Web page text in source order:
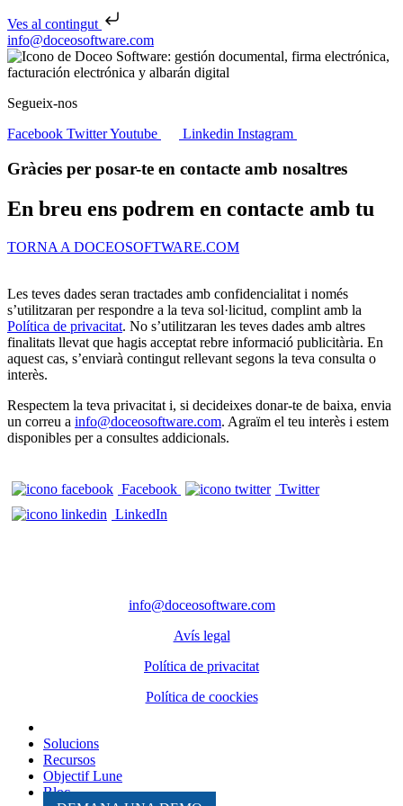
Ves al contingut
Skip to content
info@doceosoftware.com
Segueix-nos
Facebook TwitterYoutube Linkedin Instagram
Gràcies per posar-te en contacte amb nosaltres
En breu ens podrem en contacte amb tu
TORNA A DOCEOSOFTWARE.COM
Les teves dades seran tractades amb confidencialitat i només
s’utilitzaran per respondre a la teva sol·licitud, complint amb la
Política de privacitat. No s’utilitzaran les teves dades amb altres
finalitats llevat que hagis acceptat rebre informació publicitària. En
aquest cas, s’enviarà contingut rellevant segons la teva consulta o
interès.
Respectem la teva privacitat i, si decideixes donar-te de baixa, envia
un correu a info@doceosoftware.com. Agraïm el teu interès i estem
disponibles per a consultes addicionals.
Facebook
Twitter
LinkedIn
info@doceosoftware.com
Avís legal
Política de privacitat
Política de coockies
Solucions
Recursos
Objectif Lune
Bloc